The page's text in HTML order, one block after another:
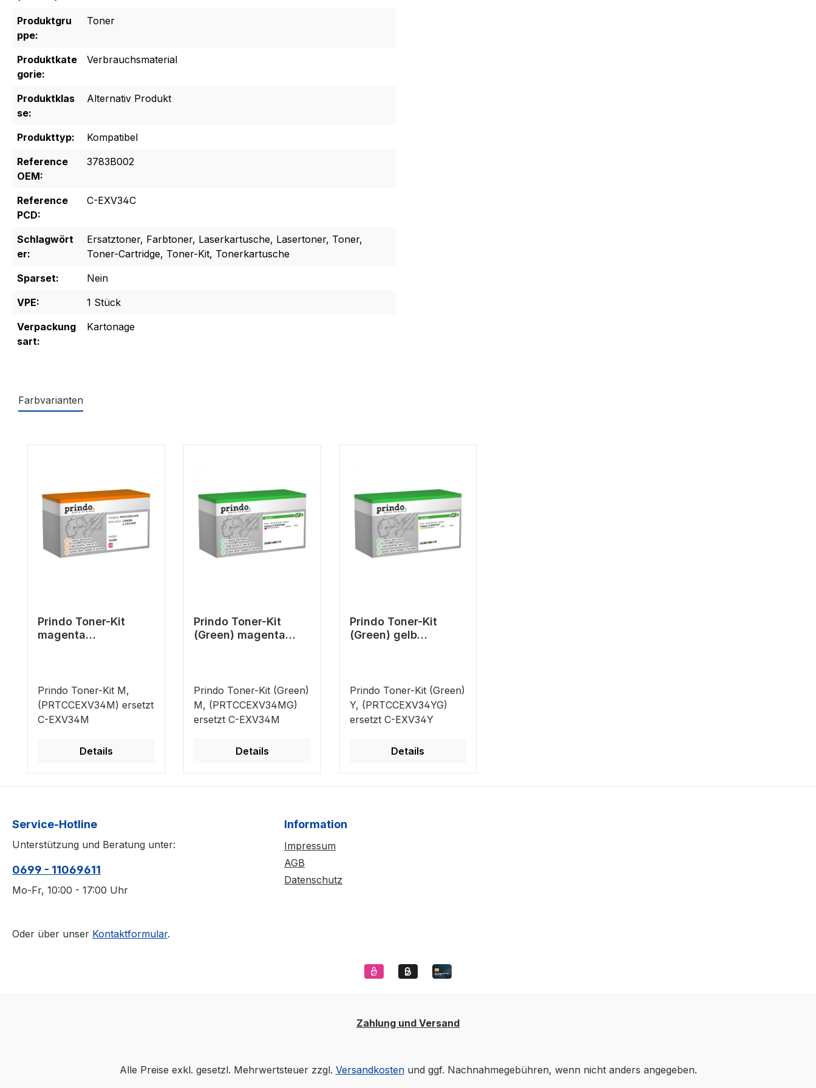
Produktgru
ppe:
Toner
Produktkate
gorie:
Verbrauchsmaterial
Produktklas
se:
Alternativ Produkt
Produkttyp:
Kompatibel
Reference
OEM:
3783B002
Reference
PCD:
C-EXV34C
Schlagwört
er:
Ersatztoner, Farbtoner, Laserkartusche, Lasertoner, Toner,
Toner-Cartridge, Toner-Kit, Tonerkartusche
Sparset:
Nein
VPE:
1 Stück
Verpackung
sart:
Kartonage
Farbvarianten
Prindo Toner-Kit
magenta
Prindo Toner-Kit M,
(PRTCCEXV34M) ersetzt
C-EXV34M
Details
Prindo Toner-Kit
(Green) magenta
Prindo Toner-Kit (Green)
M, (PRTCCEXV34MG)
ersetzt C-EXV34M
Details
Prindo Toner-Kit
(Green) gelb
Prindo Toner-Kit (Green)
Y, (PRTCCEXV34YG)
ersetzt C-EXV34Y
Details
Service-Hotline
Unterstützung und Beratung unter:
0699 - 11069611
Mo-Fr, 10:00 - 17:00 Uhr
Oder über unser Kontaktformular.
Information
Impressum
AGB
Datenschutz
Zahlung und Versand
Alle Preise exkl. gesetzl. Mehrwertsteuer zzgl. Versandkostenund ggf. Nachnahmegebühren, wenn nicht anders angegeben.